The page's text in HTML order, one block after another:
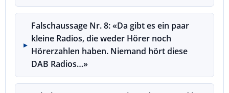
Falschaussage Nr. 8: «Da gibt es ein paar
kleine Radios, die weder Hörer noch
Hörerzahlen haben. Niemand hört diese
DAB Radios…»